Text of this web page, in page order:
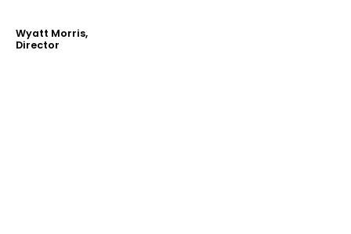
Wyatt Morris,
Director